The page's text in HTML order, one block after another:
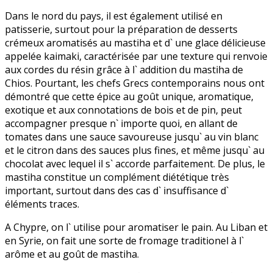
Dans le nord du pays, il est également utilisé en
patisserie, surtout pour la préparation de desserts
crémeux aromatisés au mastiha et d` une glace délicieuse
appelée kaimaki, caractérisée par une texture qui renvoie
aux cordes du résin grâce à l` addition du mastiha de
Chios. Pourtant, les chefs Grecs contemporains nous ont
démontré que cette épice au goût unique, aromatique,
exotique et aux connotations de bois et de pin, peut
accompagner presque n` importe quoi, en allant de
tomates dans une sauce savoureuse jusqu` au vin blanc
et le citron dans des sauces plus fines, et même jusqu` au
chocolat avec lequel il s` accorde parfaitement. De plus, le
mastiha constitue un complément diététique très
important, surtout dans des cas d` insuffisance d`
éléments traces.
A Chypre, on l` utilise pour aromatiser le pain. Au Liban et
en Syrie, on fait une sorte de fromage traditionel à l`
arôme et au goût de mastiha.